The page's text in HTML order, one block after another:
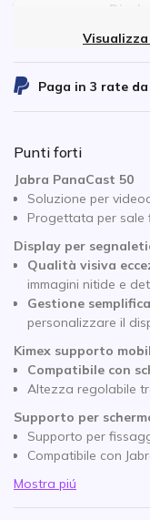
x1
x1
Paga in 3 rate da
Punti forti
Jabra PanaCast 50
Soluzione per
Progettata per sale
Display per
Qualità visiva
immagini nitide e
Gestione
personalizzare il
Kimex supporto
Compatibile con
Altezza regolabile
Supporto per
Supporto per
Compatibile con
Mostra piú